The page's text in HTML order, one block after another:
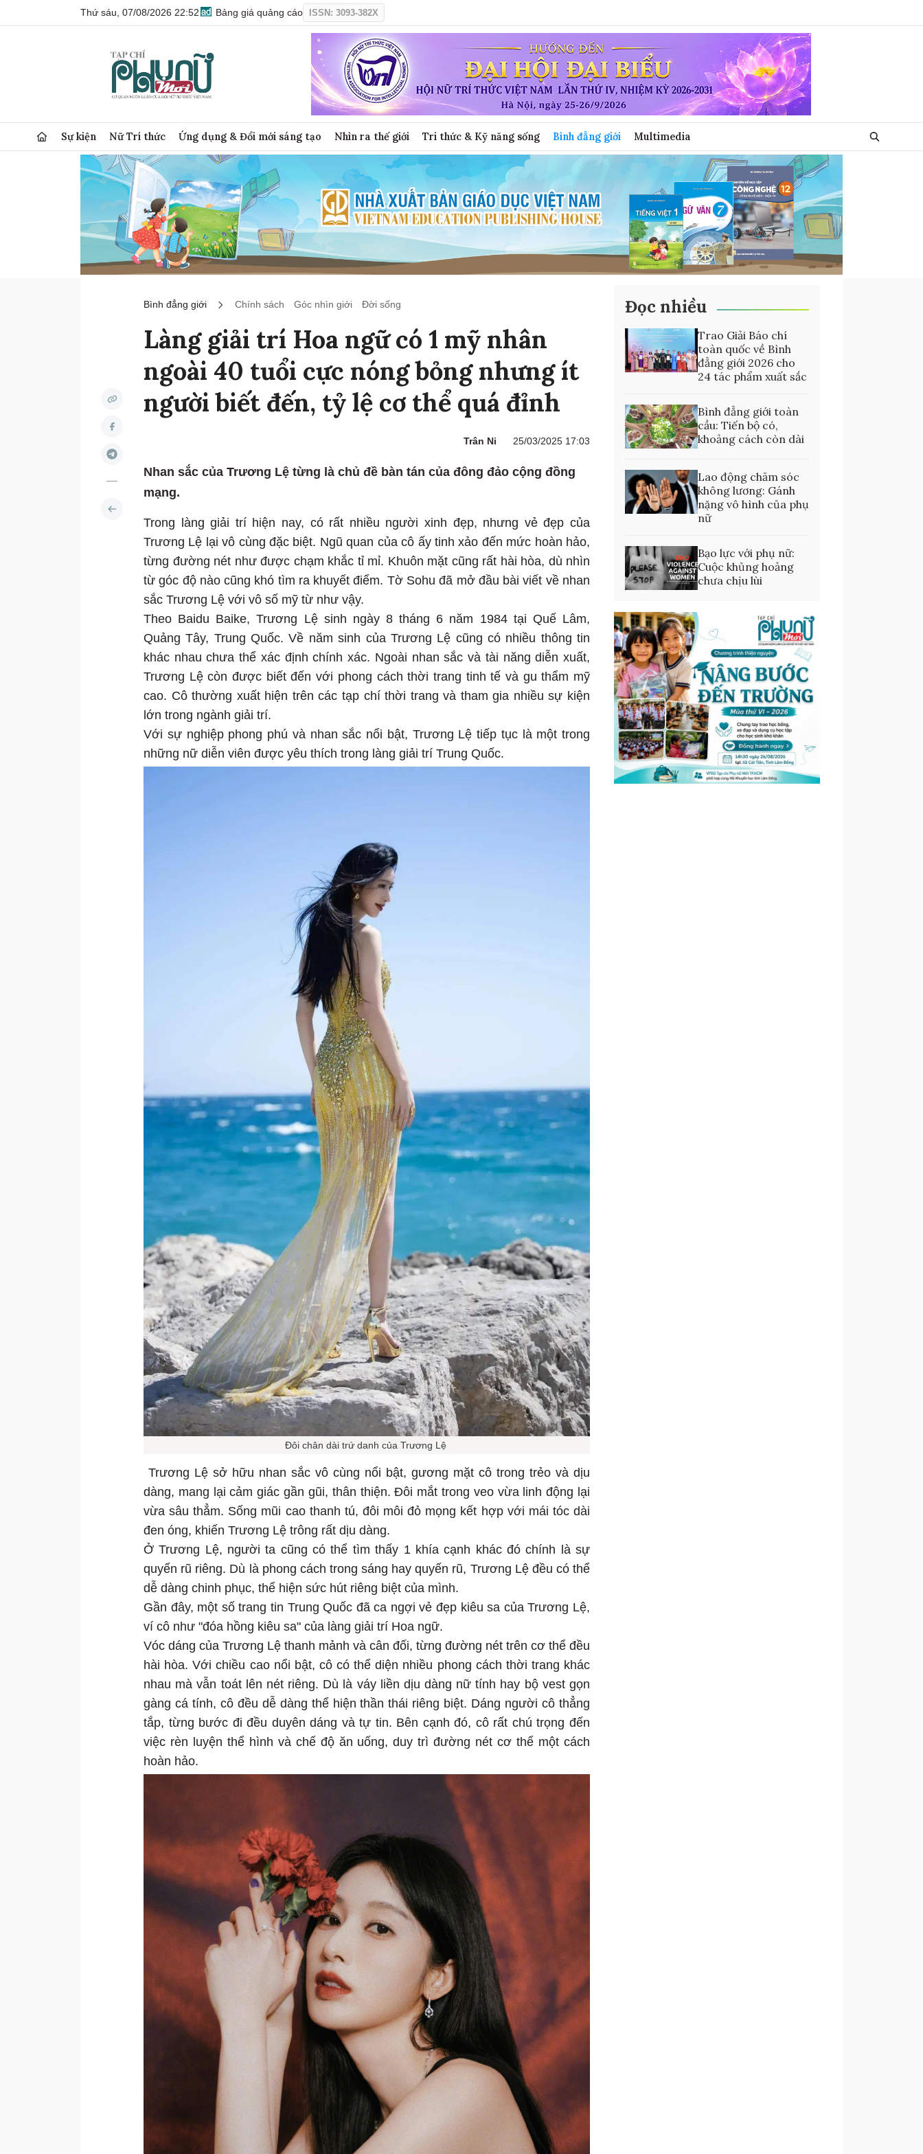
Thứ sáu, 07/08/2026 22:52 Bảng giá quảng cáo ISSN: 3093-382X
Sự kiện Nữ Trí thức Ứng dụng & Đổi mới sáng tạo Nhìn ra thế giới Tri thức & Kỹ năng sống Bình đẳng giới Multimedia
Bình đẳng giới Chính sách Góc nhìn giới Đời sống
Làng giải trí Hoa ngữ có 1 mỹ nhân
ngoài 40 tuổi cực nóng bỏng nhưng ít
người biết đến, tỷ lệ cơ thể quá đỉnh
Trân Ni 25/03/2025 17:03
Nhan sắc của Trương Lệ từng là chủ đề bàn tán của đông đảo cộng đồng
mạng.
Trong làng giải trí hiện nay, có rất nhiều người xinh đẹp, nhưng vẻ đẹp của
Trương Lệ lại vô cùng đặc biệt. Ngũ quan của cô ấy tinh xảo đến mức hoàn hảo,
từng đường nét như được chạm khắc tỉ mỉ. Khuôn mặt cũng rất hài hòa, dù nhìn
từ góc độ nào cũng khó tìm ra khuyết điểm. Tờ Sohu đã mở đầu bài viết về nhan
sắc Trương Lệ với vô số mỹ từ như vậy.
Theo Baidu Baike, Trương Lệ sinh ngày 8 tháng 6 năm 1984 tại Quế Lâm,
Quảng Tây, Trung Quốc. Về năm sinh của Trương Lệ cũng có nhiều thông tin
khác nhau chưa thể xác định chính xác. Ngoài nhan sắc và tài năng diễn xuất,
Trương Lệ còn được biết đến với phong cách thời trang tinh tế và gu thẩm mỹ
cao. Cô thường xuất hiện trên các tạp chí thời trang và tham gia nhiều sự kiện
lớn trong ngành giải trí.
Với sự nghiệp phong phú và nhan sắc nổi bật, Trương Lệ tiếp tục là một trong
những nữ diễn viên được yêu thích trong làng giải trí Trung Quốc.
Đôi chân dài trứ danh của Trương Lệ
Trương Lệ sở hữu nhan sắc vô cùng nổi bật, gương mặt cô trong trẻo và dịu
dàng, mang lại cảm giác gần gũi, thân thiện. Đôi mắt trong veo vừa linh động lại
vừa sâu thẳm. Sống mũi cao thanh tú, đôi môi đỏ mọng kết hợp với mái tóc dài
đen óng, khiến Trương Lệ trông rất dịu dàng.
Ở Trương Lệ, người ta cũng có thể tìm thấy 1 khía cạnh khác đó chính là sự
quyến rũ riêng. Dù là phong cách trong sáng hay quyến rũ, Trương Lệ đều có thể
dễ dàng chinh phục, thể hiện sức hút riêng biệt của mình.
Gần đây, một số trang tin Trung Quốc đã ca ngợi vẻ đẹp kiêu sa của Trương Lệ,
ví cô như "đóa hồng kiêu sa" của làng giải trí Hoa ngữ.
Vóc dáng của Trương Lệ thanh mảnh và cân đối, từng đường nét trên cơ thể đều
hài hòa. Với chiều cao nổi bật, cô có thể diện nhiều phong cách thời trang khác
nhau mà vẫn toát lên nét riêng. Dù là váy liền dịu dàng nữ tính hay bộ vest gọn
gàng cá tính, cô đều dễ dàng thể hiện thần thái riêng biệt. Dáng người cô thẳng
tắp, từng bước đi đều duyên dáng và tự tin. Bên cạnh đó, cô rất chú trọng đến
việc rèn luyện thể hình và chế độ ăn uống, duy trì đường nét cơ thể một cách
hoàn hảo.
Đọc nhiều
Trao Giải Báo chí
toàn quốc về Bình
đẳng giới 2026 cho
24 tác phẩm xuất sắc
Bình đẳng giới toàn
cầu: Tiến bộ có,
khoảng cách còn dài
Lao động chăm sóc
không lương: Gánh
nặng vô hình của phụ
nữ
Bạo lực với phụ nữ:
Cuộc khủng hoảng
chưa chịu lùi